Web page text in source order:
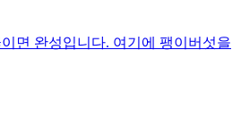
면 완성입니다. 여기에 팽이버섯을